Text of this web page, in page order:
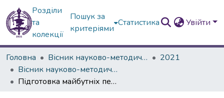
Розділи
та
колекції
Пошук за
критеріями
Статистика Увійти
Головна Вісник науково-методичних досліджень ВГПК
2021
Вісник науково-методичних досліджень ВГПК № 1 (36)
Підготовка майбутніх педагогів закладів дошкільної освіти до реалізації інтерактивних технологій в інклюзивному освітньому середовищі